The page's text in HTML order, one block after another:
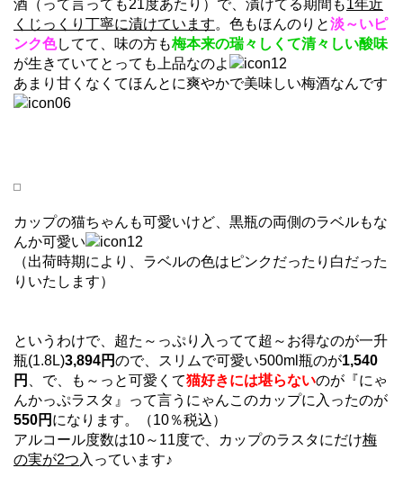
酒（って言っても21度あたり）で、漬けてる期間も1年近
くじっくり丁寧に漬けています。色もほんのりと淡～いピ
ンク色してて、味の方も梅本来の瑞々しくて清々しい酸味
が生きていてとっても上品なのよ
あまり甘くなくてほんとに爽やかで美味しい梅酒なんです
カップの猫ちゃんも可愛いけど、黒瓶の両側のラベルもな
んか可愛い
（出荷時期により、ラベルの色はピンクだったり白だった
りいたします）
というわけで、超た～っぷり入ってて超～お得なのが一升
瓶(1.8L)3,894円ので、スリムで可愛い500ml瓶のが1,540
円
、で、も～っと可愛くて猫好きには堪らないのが『にゃ
んかっぷラスタ』って言うにゃんこのカップに入ったのが
550円 になります。（10％税込）
アルコール度数は10～11度で、カップのラスタにだけ梅
の実が2つ 入っています♪